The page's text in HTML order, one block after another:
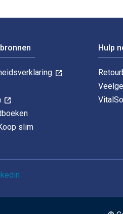
slim
Hulp